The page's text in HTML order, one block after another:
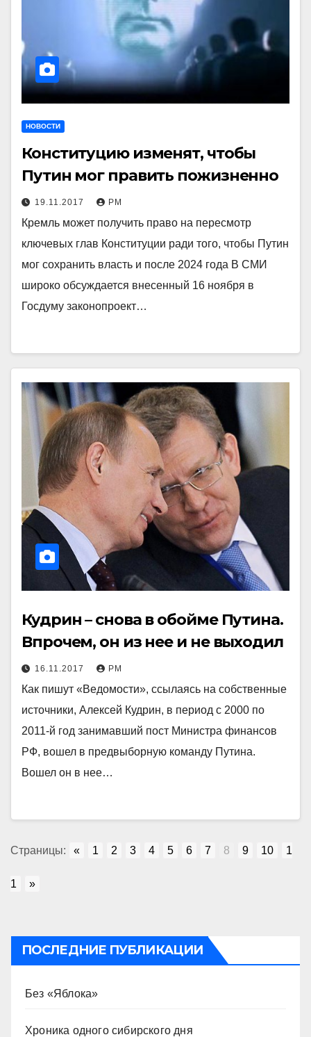
НОВОСТИ
Конституцию изменят, чтобы
Путин мог править пожизненно
19.11.2017 РМ
Кремль может получить право на пересмотр
ключевых глав Конституции ради того, чтобы Путин
мог сохранить власть и после 2024 года В СМИ
широко обсуждается внесенный 16 ноября в
Госдуму законопроект…
Кудрин – снова в обойме Путина.
Впрочем, он из нее и не выходил
16.11.2017 РМ
Как пишут «Ведомости», ссылаясь на собственные
источники, Алексей Кудрин, в период с 2000 по
2011-й год занимавший пост Министра финансов
РФ, вошел в предвыборную команду Путина.
Вошел он в нее…
Страницы: « 1 2 3 4 5 6 7 8 9 10 1
1 »
ПОСЛЕДНИЕ ПУБЛИКАЦИИ
Без «Яблока»
Хроника одного сибирского дня